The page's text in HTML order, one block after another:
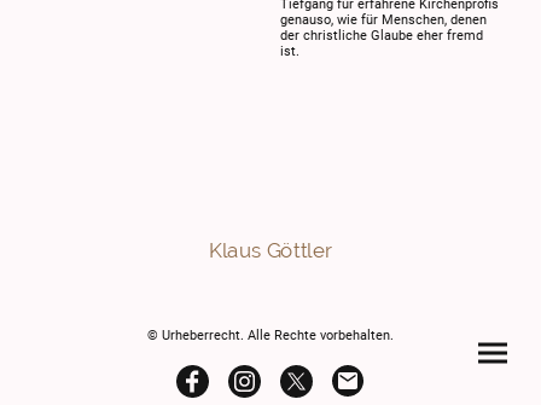
Tiefgang für erfahrene Kirchenprofis
genauso, wie für Menschen, denen
der christliche Glaube eher fremd
ist.
Klaus Göttler
© Urheberrecht. Alle Rechte vorbehalten.